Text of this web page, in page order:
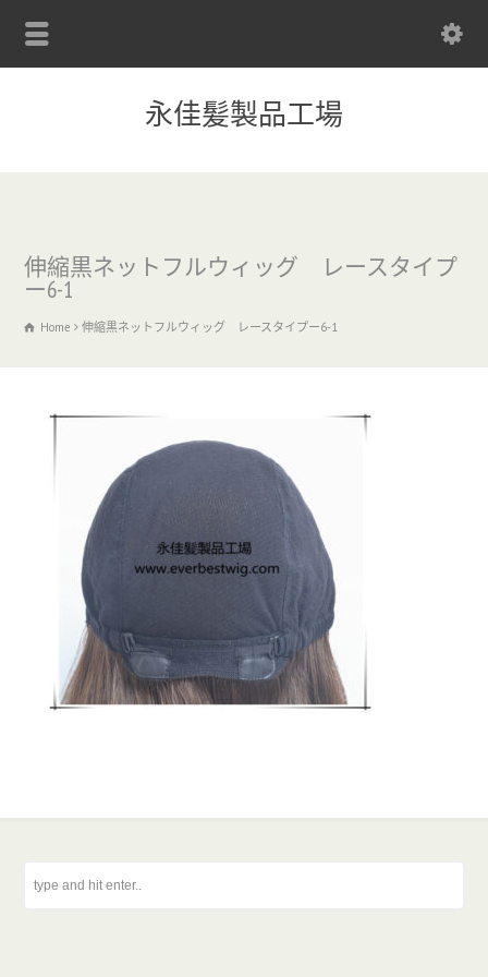
永佳髪製品工場
伸縮黒ネットフルウィッグ レースタイプ
ー6-1
Home 伸縮黒ネットフルウィッグ レースタイプー6-1